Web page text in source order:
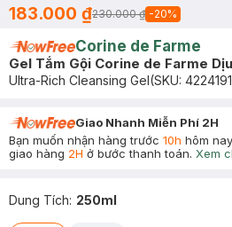
183.000 ₫230.000 ₫ -20%
Corine de Farme
Gel Tắm Gội Corine de Farme
Ultra-Rich Cleansing Gel(SKU:
Giao Nhanh Miễn Phí 2H
Bạn muốn nhận hàng trước 10h hôm
giao hàng 2H ở bước thanh toán. Xem
Dung Tích: 250ml